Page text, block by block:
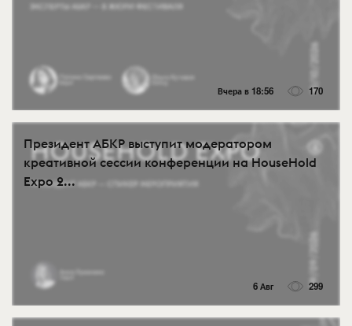
Вчера в 18:56 170
Президент АБКР выступит модератором
креативной сессии конференции на HouseHold
Expo 2...
6 Авг 299